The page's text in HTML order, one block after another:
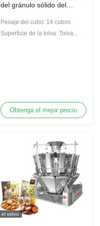
del gránulo sólido del
pesador automático del
OEM
Pesaje del cubo: 14 cubos
Superficie de la tolva: Tolva
Obtenga el mejor precio
el video